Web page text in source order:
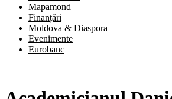
Mapamond
Finanțări
Moldova & Diaspora
Evenimente
Eurobanc